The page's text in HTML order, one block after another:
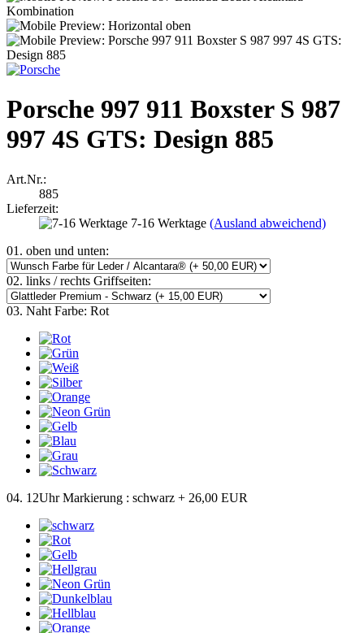
Porsche 997 911 Boxster S 987
997 4S GTS: Design 885
Art.Nr.:
885
Lieferzeit:
7-16 Werktage (Ausland abweichend)
01. oben und unten:
02. links / rechts Griffseiten:
03. Naht Farbe: Rot
04. 12Uhr Markierung : schwarz + 26,00 EUR